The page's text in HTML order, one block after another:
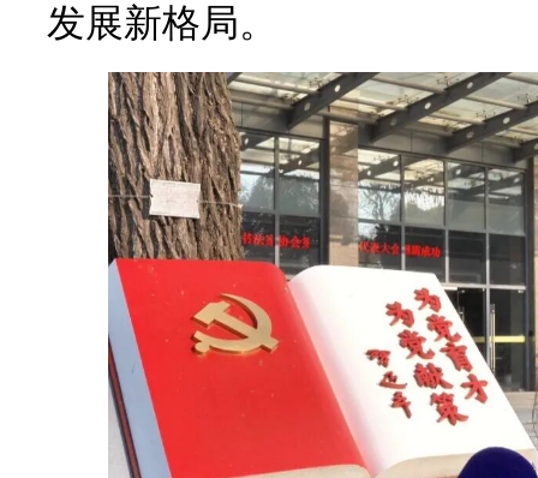
发展新格局。